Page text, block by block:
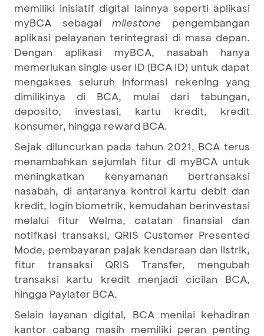
memiliki inisiatif digital lainnya seperti aplikasi
myBCA sebagaimilestone pengembangan
aplikasi pelayanan terintegrasi di masa depan.
Dengan aplikasi myBCA, nasabah hanya
memerlukan single user ID (BCA ID) untuk dapat
mengakses seluruh informasi rekening yang
dimilikinya di BCA, mulai dari tabungan,
deposito, investasi, kartu kredit, kredit
konsumer, hingga reward BCA.
Sejak diluncurkan pada tahun 2021, BCA terus
menambahkan sejumlah fitur di myBCA untuk
meningkatkan kenyamanan bertransaksi
nasabah, di antaranya kontrol kartu debit dan
kredit, login biometrik, kemudahan berinvestasi
melalui fitur Welma, catatan finansial dan
notifkasi transaksi, QRIS Customer Presented
Mode, pembayaran pajak kendaraan dan listrik,
fitur transaksi QRIS Transfer, mengubah
transaksi kartu kredit menjadi cicilan BCA,
hingga Paylater BCA.
Selain layanan digital, BCA menilai kehadiran
kantor cabang masih memiliki peran penting